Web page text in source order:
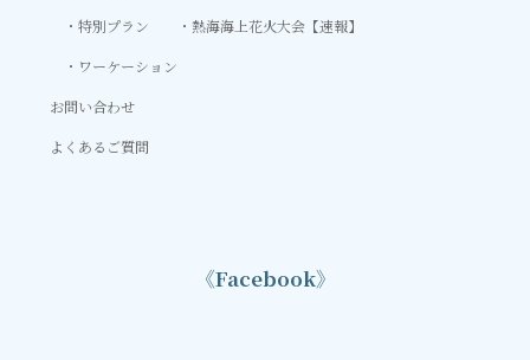
特別プラン
熱海海上花火大会【速報】
ワーケーション
お問い合わせ
よくあるご質問
《Facebook》